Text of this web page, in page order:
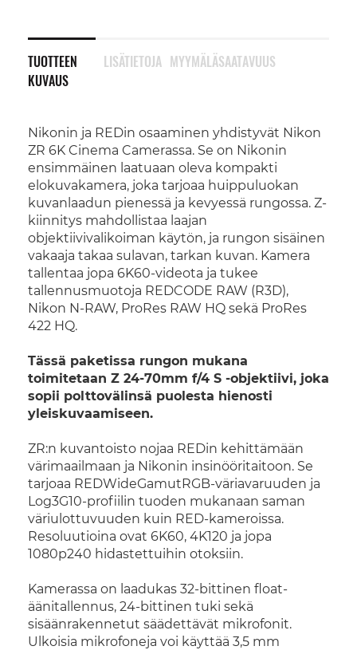
TUOTTEEN
KUVAUS
Nikonin ja REDin osaaminen yhdistyvät Nikon
ZR 6K Cinema Camerassa. Se on Nikonin
ensimmäinen laatuaan oleva kompakti
elokuvakamera, joka tarjoaa huippuluokan
kuvanlaadun pienessä ja kevyessä rungossa. Z-
kiinnitys mahdollistaa laajan
objektiivivalikoiman käytön, ja rungon sisäinen
vakaaja takaa sulavan, tarkan kuvan. Kamera
tallentaa jopa 6K60-videota ja tukee
tallennusmuotoja REDCODE RAW (R3D),
Nikon N-RAW, ProRes RAW HQ sekä ProRes
422 HQ.
Tässä paketissa rungon mukana
toimitetaan Z 24-70mm f/4 S -objektiivi, joka
sopii polttovälinsä puolesta hienosti
yleiskuvaamiseen.
ZR:n kuvantoisto nojaa REDin kehittämään
värimaailmaan ja Nikonin insinööritaitoon. Se
tarjoaa REDWideGamutRGB-väriavaruuden ja
Log3G10-profiilin tuoden mukanaan saman
väriulottuvuuden kuin RED-kameroissa.
Resoluutioina ovat 6K60, 4K120 ja jopa
1080p240 hidastettuihin otoksiin.
Kamerassa on laadukas 32-bittinen float-
äänitallennus, 24-bittinen tuki sekä
sisäänrakennetut säädettävät mikrofonit.
Ulkoisia mikrofoneja voi käyttää 3,5 mm
LISÄTIETOJA MYYMÄLÄSAATAVUUS